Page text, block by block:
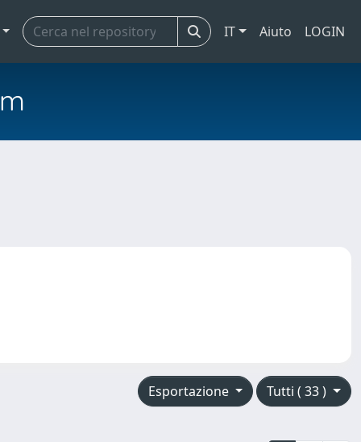
IT Aiuto LOGIN
Tutti ( 33 )
Esportazione